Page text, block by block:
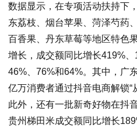
数据显示，在专项活动扶持下
东荔枝、烟台苹果、菏泽芍药
百香果、丹东草莓等地区特色
增长，成交额同比增长419%、
46%、76%和64%。其中，广
亿万消费者通过抖音电商解锁“
此外，还有一批新奇好物在抖
贵州梯田米成交额同比增长